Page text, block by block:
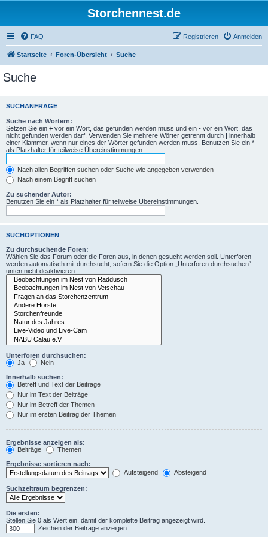
Storchennest.de
FAQ Anmelden
Registrieren
Startseite Foren-Übersicht Suche
Suche
SUCHANFRAGE
Suche nach Wörtern:
Setzen Sie ein + vor ein Wort, das gefunden werden muss und ein - vor ein Wort, das
nicht gefunden werden darf. Verwenden Sie mehrere Wörter getrennt durch | innerhalb
einer Klammer, wenn nur eines der Wörter gefunden werden muss. Benutzen Sie ein *
als Platzhalter für teilweise Übereinstimmungen.
Nach allen Begriffen suchen oder Suche wie angegeben verwenden
Nach einem Begriff suchen
Zu suchender Autor:
Benutzen Sie ein * als Platzhalter für teilweise Übereinstimmungen.
SUCHOPTIONEN
Zu durchsuchende Foren:
Wählen Sie das Forum oder die Foren aus, in denen gesucht werden soll. Unterforen
werden automatisch mit durchsucht, sofern Sie die Option „Unterforen durchsuchen“
unten nicht deaktivieren.
Unterforen durchsuchen:
Ja
Nein
Innerhalb suchen:
Betreff und Text der Beiträge
Nur im Text der Beiträge
Nur im Betreff der Themen
Nur im ersten Beitrag der Themen
Ergebnisse anzeigen als:
Beiträge
Themen
Ergebnisse sortieren nach:
Aufsteigend
Absteigend
Suchzeitraum begrenzen:
Die ersten:
Stellen Sie 0 als Wert ein, damit der komplette Beitrag angezeigt wird.
Zeichen der Beiträge anzeigen